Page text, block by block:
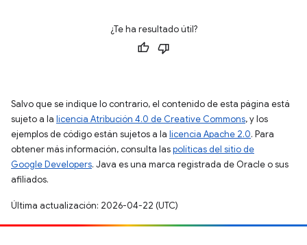
¿Te ha resultado útil?
Salvo que se indique lo contrario, el contenido de esta página está
sujeto a la licencia Atribución 4.0 de Creative Commons, y los
ejemplos de código están sujetos a la licencia Apache 2.0. Para
obtener más información, consulta laspolíticas del sitio de
Google Developers. Java es una marca registrada de Oracle o sus
afiliados.
Última actualización: 2026-04-22 (UTC)